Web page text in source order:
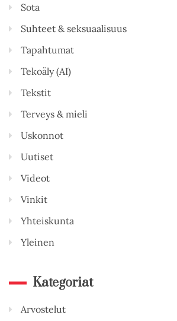
Sota
Suhteet & seksuaalisuus
Tapahtumat
Tekoäly (AI)
Tekstit
Terveys & mieli
Uskonnot
Uutiset
Videot
Vinkit
Yhteiskunta
Yleinen
Kategoriat
Arvostelut